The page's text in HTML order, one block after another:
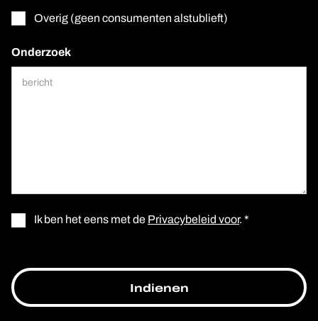
Overig (geen consumenten alstublieft)
Onderzoek
Ik ben het eens met de Privacybeleid voor. *